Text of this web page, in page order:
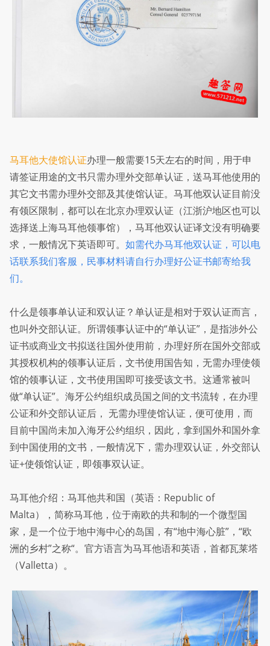
马耳他大使馆认证办理一般需要15天左右的时间，用于申
请签证用途的文书只需办理外交部单认证，送马耳他使用的
其它文书需办理外交部及其使馆认证。马耳他双认证目前没
有领区限制，都可以在北京办理双认证（江浙沪地区也可以
选择送上海马耳他领事馆），马耳他双认证译文没有明确要
求，一般情况下英语即可。 如需代办马耳他双认证，可以电
话联系我们客服，民事材料请自行办理好公证书邮寄给我
们。
什么是领事单认证和双认证？单认证是相对于双认证而言，
也叫外交部认证。所谓领事认证中的“单认证”，是指涉外公
证书或商业文书拟送往国外使用前，办理好所在国外交部或
其授权机构的领事认证后，文书使用国告知，无需办理使领
馆的领事认证，文书使用国即可接受该文书。这通常被叫
做“单认证”。海牙公约组织成员国之间的文书流转，在办理
公证和外交部认证后， 无需办理使馆认证，便可使用，而
目前中国尚未加入海牙公约组织，因此，拿到国外和国外拿
到中国使用的文书，一般情况下，需办理双认证，外交部认
证+使领馆认证，即领事双认证。
马耳他介绍：马耳他共和国（英语：Republic of
Malta），简称马耳他，位于南欧的共和制的一个微型国
家，是一个位于地中海中心的岛国，有“地中海心脏”，“欧
洲的乡村”之称“。官方语言为马耳他语和英语，首都瓦莱塔
（Valletta）。